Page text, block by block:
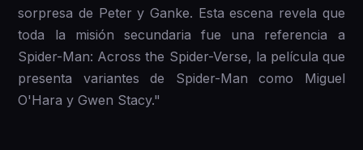
sorpresa de Peter y Ganke. Esta escena revela que
toda la misión secundaria fue una referencia a
Spider-Man: Across the Spider-Verse, la película que
presenta variantes de Spider-Man como Miguel
O'Hara y Gwen Stacy."